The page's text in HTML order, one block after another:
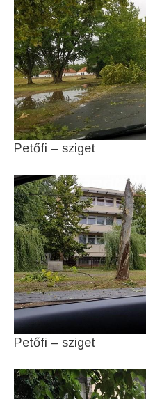
Petőfi – sziget
Petőfi – sziget